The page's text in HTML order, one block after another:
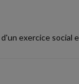
exercice social